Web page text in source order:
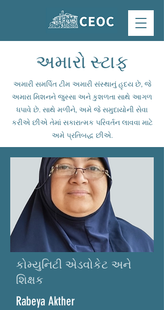
અમારો સ્ટાફ
અમારી સમર્પિત ટીમ અમારી સંસ્થાનું હૃદય છે, જે
અમારા મિશનને જુસ્સા અને કુશળતા સાથે આગળ
ધપાવે છે. સાથે મળીને, અમે જે સમુદાયોની સેવા
કરીએ છીએ તેમાં સકારાત્મક પરિવર્તન લાવવા માટે
અમે પ્રતિબદ્ધ છીએ.
કોમ્યુનિટી એડવોકેટ અને
શિક્ષક
Rabeya Akther